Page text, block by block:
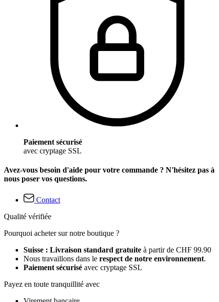
Paiement sécurisé
avec cryptage SSL
Avez-vous besoin d'aide pour votre commande ? N'hésitez pas à
nous poser vos questions.
Contact
Qualité vérifiée
Pourquoi acheter sur notre boutique ?
Suisse : Livraison standard gratuite à partir de CHF 99.90
Nous travaillons dans le respect de notre environnement.
Paiement sécurisé avec cryptage SSL
Payez en toute tranquillité avec